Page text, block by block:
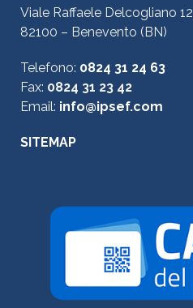
Viale Raffaele Delcogliano 12
82100 – Benevento (BN)
Telefono: 0824 31 24 63
Fax: 0824 31 23 42
Email: info@ipsef.com
SITEMAP